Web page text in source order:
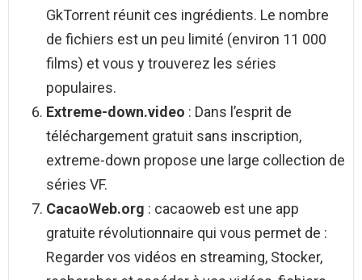
GkTorrent réunit ces ingrédients. Le nombre
de fichiers est un peu limité (environ 11 000
films) et vous y trouverez les séries
populaires.
Extreme-down.video : Dans l’esprit de
téléchargement gratuit sans inscription,
extreme-down propose une large collection de
séries VF.
CacaoWeb.org : cacaoweb est une app
gratuite révolutionnaire qui vous permet de :
Regarder vos vidéos en streaming, Stocker,